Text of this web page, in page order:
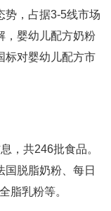
势，占据3-5线市场
，婴幼儿配方奶粉
标对婴幼儿配方市
，共246批食品。
脱脂奶粉、每日
脂乳粉等。